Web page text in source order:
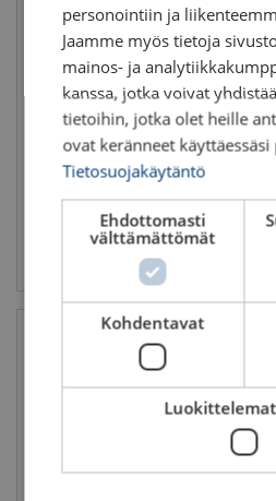
Sähkövaijerinostin 230 V - 50
Työkuorma: 0.23 - 0.50 t
Nostokorkeus m: 30 - 60
Nostonopeus m/min: 12 - 19
Katso tuote
personointiin ja
Jaamme myös tietoja
mainos- ja
kanssa, jotka voivat
tietoihin, jotka olet heille
ovat keränneet
Tietosuojakäytäntö
Ehdottomasti
välttämättömät
Kohdentavat